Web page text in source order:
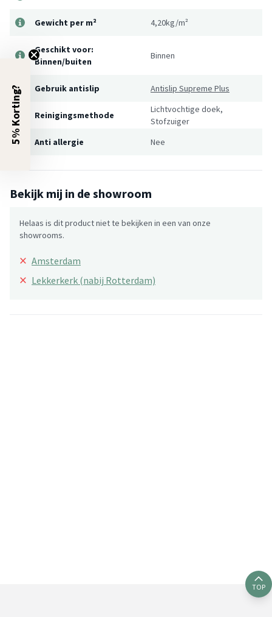
Gewicht per m² 4,20kg/m²
Geschikt voor:
Binnen/buiten
Binnen
Gebruik antislip Antislip Supreme Plus
Reinigingsmethode
Lichtvochtige doek,
Stofzuiger
Anti allergie
Nee
Bekijk mij in de showroom
Helaas is dit product niet te bekijken in een van onze
showrooms.
× Amsterdam
× Lekkerkerk (nabij Rotterdam)
TOP
5% Korting?